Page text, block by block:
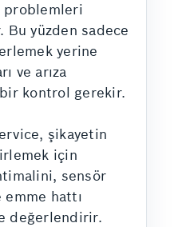
problemleri
yüzden sadece
yerine
ve arıza
kontrol gerekir.
şikayetin
için
sensör
emme hattı
değerlendirir.